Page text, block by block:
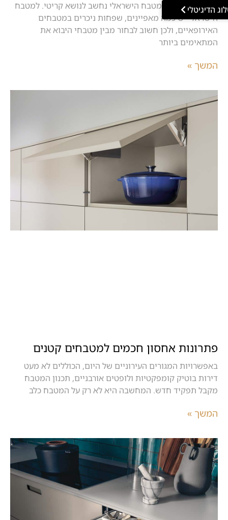
נושא העמידות במטבח הישראלי נחשב לנושא קריטי. למטבח
הישראלי יש כמה מאפיינים, שפחות ניכרים במטבחים
האירופאיים, ולכן חשוב לבחור מבין מטבחי היבוא את
המתאימים ביותר
המשך »
פתרונות אחסון חכמים למטבחים קטנים
באפשרויות המגורים העירוניים של היום, הכוללים לא מעט
דירות בוטיק קומפקטיות ולופטים אורבניים, תכנון המטבח
מקבל תפקיד חדש. המחשבה היא לא רק על המטבח כלב
המשך »
הדיגיטלי